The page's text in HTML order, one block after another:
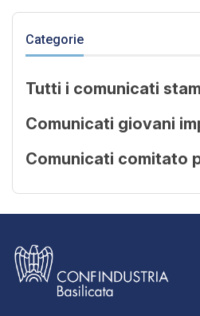
Categorie
Tutti i comunicati
Comunicati giovani
Comunicati comitato